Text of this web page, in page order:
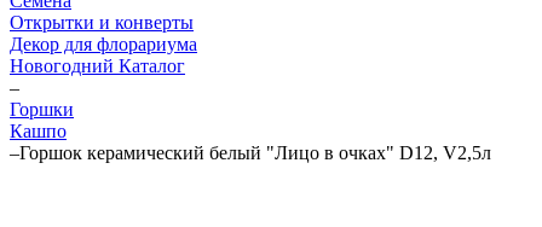
Открытки и конверты
Декор для флорариума
Новогодний Каталог
–
Горшки
Кашпо
–Горшок керамический белый "Лицо в очках" D12, V2,5л